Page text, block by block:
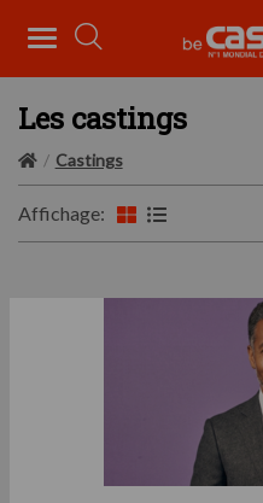
Les castings
Castings
Affichage: